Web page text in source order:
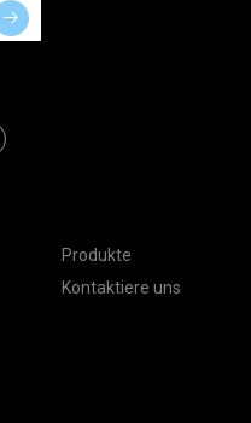
Produkte
Kontaktiere uns